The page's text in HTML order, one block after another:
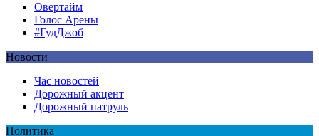
Овертайм
Голос Арены
#ГудДжоб
Новости
Час новостей
Дорожный акцент
Дорожный патруль
Политика